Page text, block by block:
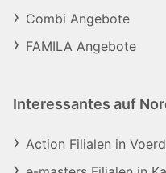
Combi Angebote
FAMILA Angebote
Interessantes auf
Action Filialen in